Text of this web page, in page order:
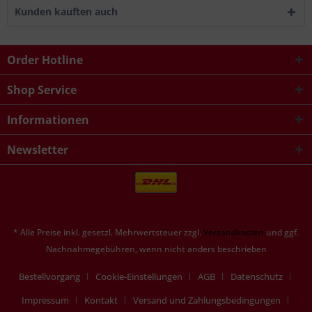
Kunden kauften auch
Order Hotline
Shop Service
Informationen
Newsletter
* Alle Preise inkl. gesetzl. Mehrwertsteuer zzgl. Versandkosten und ggf.
Nachnahmegebühren, wenn nicht anders beschrieben
Bestellvorgang Cookie-Einstellungen AGB
Datenschutz
Impressum
Kontakt Versand und Zahlungsbedingungen